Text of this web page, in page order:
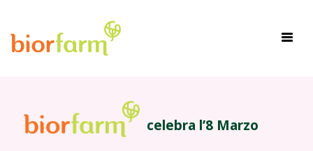
celebra l’8 Marzo